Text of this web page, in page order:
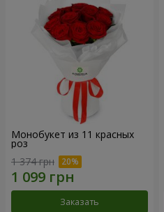
Монобукет из 11 красных
роз
1 374 грн
Заказать